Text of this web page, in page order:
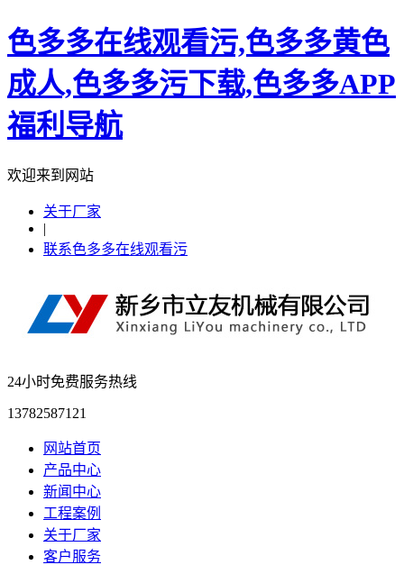
色多多在线观看污,色多多黄色
成人,色多多污下载,色多多APP
福利导航
欢迎来到网站
关于厂家
|
联系色多多在线观看污
24小时免费服务热线
13782587121
网站首页
产品中心
新闻中心
工程案例
关于厂家
客户服务